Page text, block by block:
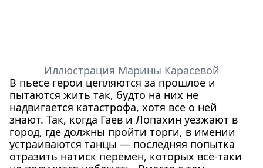
Иллюстрация Марины Карасевой
В пьесе герои цепляются за прошлое и
пытаются жить так, будто на них не
надвигается катастрофа, хотя все о ней
знают. Так, когда Гаев и Лопахин уезжают в
город, где должны пройти торги, в имении
устраиваются танцы — последняя попытка
отразить натиск перемен, которых всё-таки